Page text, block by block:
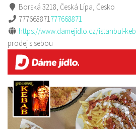
Borská 3218, Česká Lípa, Česko
777668871777668871
https://www.damejidlo.cz/istanbul-
prodej s sebou